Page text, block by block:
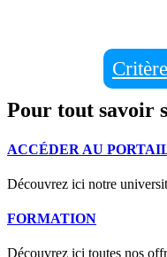
Pour tout savoir
ACCÉDER AU
Découvrez ici notre
FORMATION
Découvrez ici toutes nos